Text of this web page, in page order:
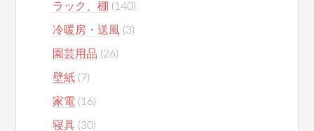
ラック、棚 (140)
冷暖房・送風 (3)
園芸用品 (26)
壁紙 (7)
家電 (16)
寝具 (30)